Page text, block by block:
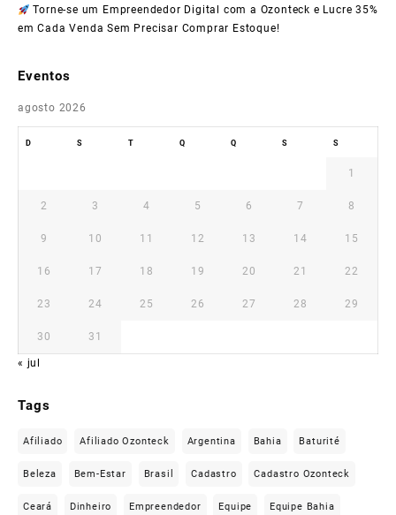
Torne-se um Empreendedor Digital com a Ozonteck e Lucre 35%
em Cada Venda Sem Precisar Comprar Estoque!
Eventos
agosto 2026
D S T Q Q S S
1
2 3 4 5 6 7 8
9 10 11 12 13 14 15
16 17 18 19 20 21 22
23 24 25 26 27 28 29
30 31
« jul
Tags
Afiliado Afiliado Ozonteck Argentina Bahia Baturité
Beleza Bem-Estar Brasil Cadastro Cadastro Ozonteck
Ceará Dinheiro Empreendedor Equipe Equipe Bahia